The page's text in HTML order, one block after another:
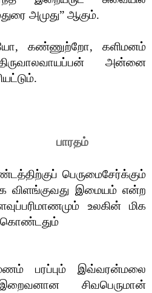
அமுது” ஆகும்.
கண்ணுற்றோ, களிமனம்
திருவாலவாயப்பன் அன்னை
பெருமைசேர்க்கும்
விளங்குவது இமையம் என்ற
உலகின் மிக
கொண்டதும்
பரப்பும் இவ்வரன்மலை
சிவபெருமான்